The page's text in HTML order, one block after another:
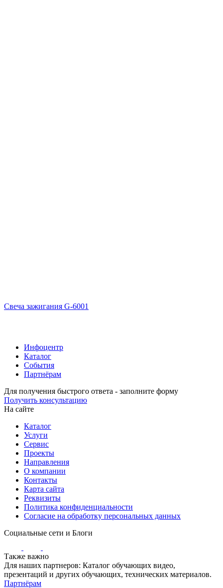
Свеча зажигания G-6001
Инфоцентр
Каталог
События
Партнёрам
Для получения быстрого ответа - заполните форму
Получить консультацию
На сайте
Каталог
Услуги
Сервис
Проекты
Направления
О компании
Контакты
Карта сайта
Реквизиты
Политика конфиденциальности
Согласие на обработку персональных данных
Социальные сети и Блоги
Также важно
Для наших партнеров: Каталог обучающих видео,
презентаций и других обучающих, технических материалов.
Партнёрам